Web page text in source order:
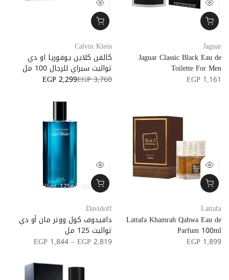
Jaguar
Jaguar Classic Black Eau de
Toilette For Men
EGP 1,161
Calvin Klein
كالفن كلاين يوفوريا او دي
تواليت سبراي للرجال 100 مل
EGP 3,760
EGP 2,299
Lattafa
Lattafa Khamrah Qahwa Eau de
Parfum 100ml
EGP 1,899
75ml 125ml 200ml
Davidoff
دافيدوف كول ووتر مان أو دي
تواليت 125 مل
EGP 1,844 – EGP 2,819